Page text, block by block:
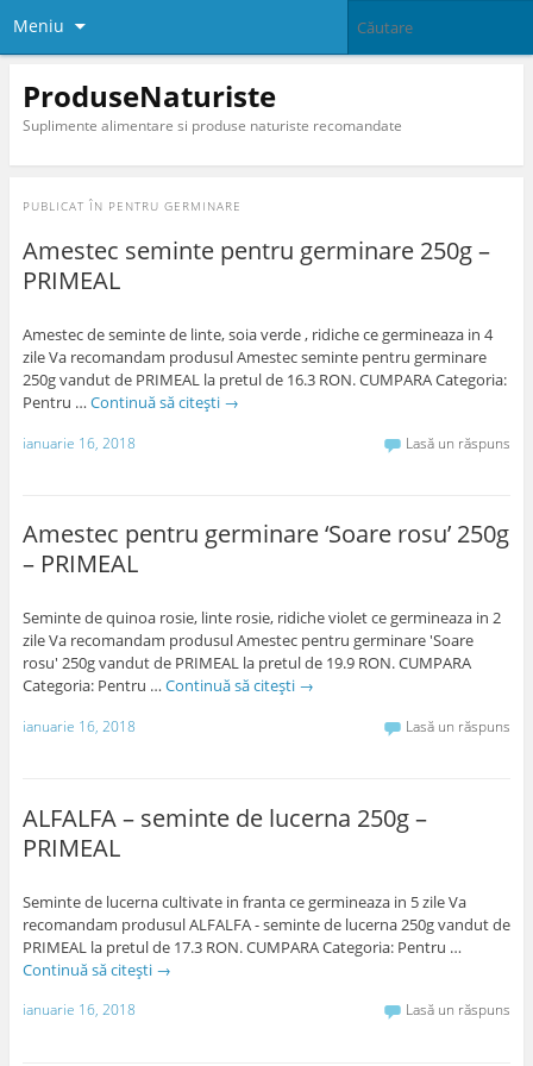
Meniu
ProduseNaturiste
Suplimente alimentare si produse naturiste recomandate
PUBLICAT ÎN PENTRU GERMINARE
Amestec seminte pentru germinare 250g –
PRIMEAL
Amestec de seminte de linte, soia verde , ridiche ce germineaza in 4
zile Va recomandam produsul Amestec seminte pentru germinare
250g vandut de PRIMEAL la pretul de 16.3 RON. CUMPARA Categoria:
Pentru … Continuă să citești →
ianuarie 16, 2018 Lasă un răspuns
Amestec pentru germinare ‘Soare rosu’ 250g
– PRIMEAL
Seminte de quinoa rosie, linte rosie, ridiche violet ce germineaza in 2
zile Va recomandam produsul Amestec pentru germinare 'Soare
rosu' 250g vandut de PRIMEAL la pretul de 19.9 RON. CUMPARA
Categoria: Pentru … Continuă să citești →
ianuarie 16, 2018 Lasă un răspuns
ALFALFA – seminte de lucerna 250g –
PRIMEAL
Seminte de lucerna cultivate in franta ce germineaza in 5 zile Va
recomandam produsul ALFALFA - seminte de lucerna 250g vandut de
PRIMEAL la pretul de 17.3 RON. CUMPARA Categoria: Pentru …
Continuă să citești →
ianuarie 16, 2018 Lasă un răspuns